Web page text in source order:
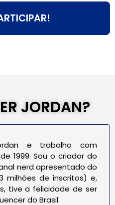
JORDAN?
e trabalho com
1999. Sou o criador do
nerd apresentado do
milhões de inscritos) e,
tive a felicidade de ser
do Brasil.